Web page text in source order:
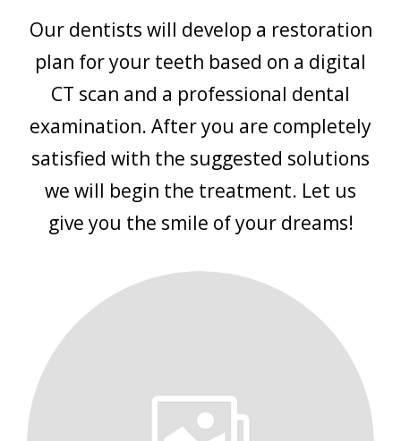
IT
Our dentists will develop a restoration
plan for your teeth based on a digital
CT scan and a professional dental
examination. After you are completely
satisfied with the suggested solutions
we will begin the treatment. Let us
give you the smile of your dreams!